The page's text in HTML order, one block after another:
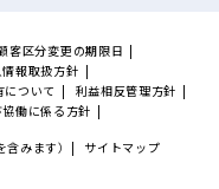
客区分変更の期限日
報取扱方針
ついて
利益相反管理方針
働に係る方針
みます）
サイトマップ